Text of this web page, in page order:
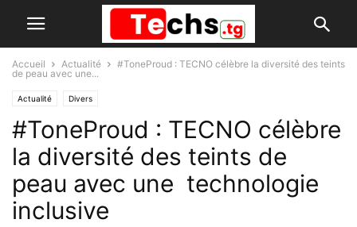
Accueil Actualité
#ToneProud : TECNO célèbre la diversité des teints
de peau avec une...
Actualité Divers
#ToneProud : TECNO célèbre
la diversité des teints de
peau avec une technologie
inclusive